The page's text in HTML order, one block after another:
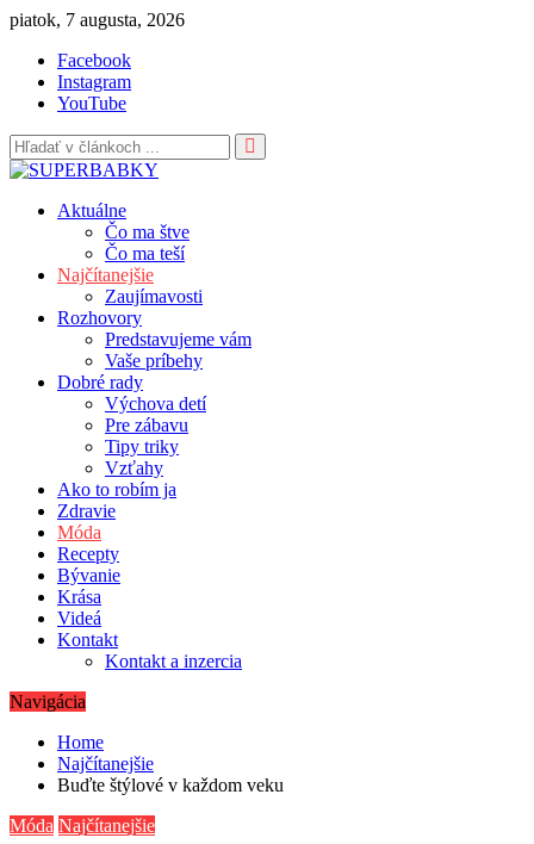
Skip
content
piatok, 7 augusta, 2026
Facebook
Instagram
YouTube
Aktuálne
Čo ma štve
Čo ma teší
Najčítanejšie
Zaujímavosti
Rozhovory
Predstavujeme vám
Vaše príbehy
Dobré rady
Výchova detí
Pre zábavu
Tipy triky
Vzťahy
Ako to robím ja
Zdravie
Móda
Recepty
Bývanie
Krása
Videá
Kontakt
Kontakt a inzercia
Navigácia
Home
Najčítanejšie
Buďte štýlové v každom veku
Móda Najčítanejšie